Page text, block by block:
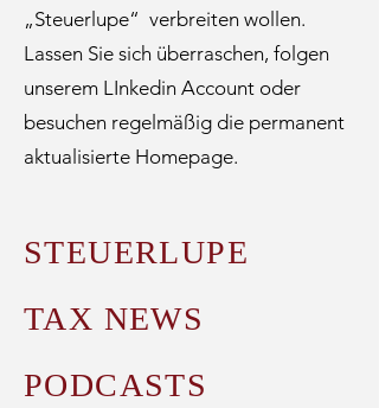
„Steuerlupe“ verbreiten wollen.
Lassen Sie sich überraschen, folgen
unserem LInkedin Account oder
besuchen regelmäßig die permanent
aktualisierte Homepage.
STEUERLUPE
TAX NEWS
PODCASTS